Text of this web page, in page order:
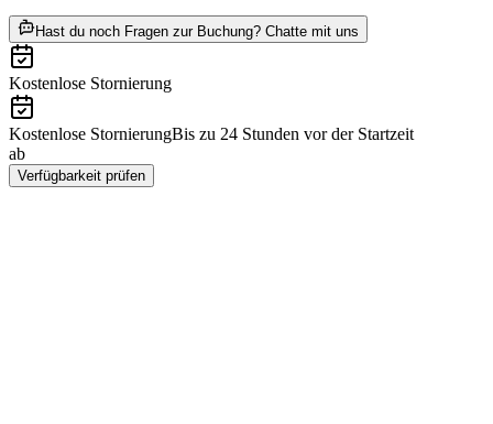
Hast du noch Fragen zur Buchung? Chatte mit uns
Kostenlose Stornierung
Kostenlose StornierungBis zu 24 Stunden vor der Startzeit
ab
Verfügbarkeit prüfen